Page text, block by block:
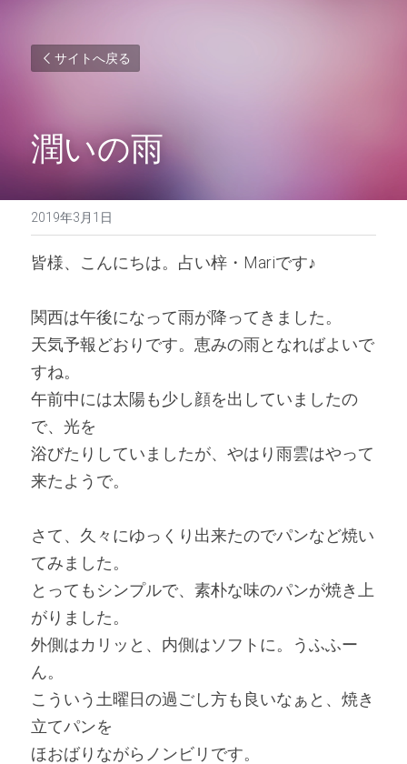
サイトへ戻る
潤いの雨
2019年3月1日
皆様、こんにちは。占い梓・Mariです♪
関西は午後になって雨が降ってきました。
天気予報どおりです。恵みの雨となればよいで
すね。
午前中には太陽も少し顔を出していましたの
で、光を
浴びたりしていましたが、やはり雨雲はやって
来たようで。
さて、久々にゆっくり出来たのでパンなど焼い
てみました。
とってもシンプルで、素朴な味のパンが焼き上
がりました。
外側はカリッと、内側はソフトに。うふふー
ん。
こういう土曜日の過ごし方も良いなぁと、焼き
立てパンを
ほおばりながらノンビリです。